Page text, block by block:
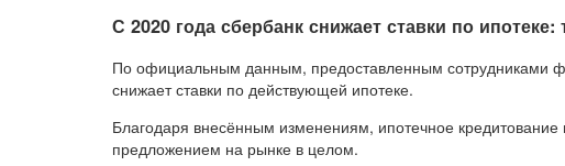
С 2020 года сбербанк снижает ставки по ипотеке:
По официальным данным, предоставленным сотрудниками
снижает ставки по действующей ипотеке.
Благодаря внесённым изменениям, ипотечное
предложением на рынке в целом.